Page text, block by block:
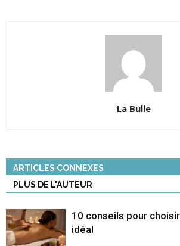
La Bulle
ARTICLES CONNEXES
PLUS DE L'AUTEUR
10 conseils pour
idéal